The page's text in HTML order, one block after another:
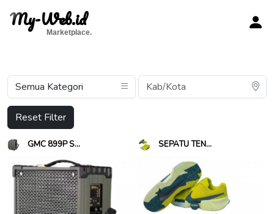
My-Web.id
Marketplace.
Reset Filter
GMC 899P S... SEPATU TEN...